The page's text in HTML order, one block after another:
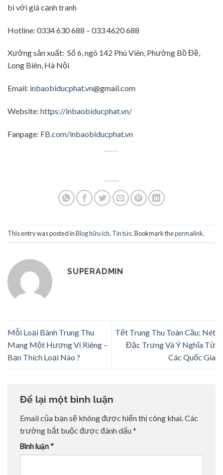
bì với giá cạnh tranh
Hotline: 0334 630 688 – 033 4620 688
Xưởng sản xuất: Số 6, ngõ 142 Phú Viên, Phường Bồ Đề,
Long Biên, Hà Nội
Email: inbaobiducphat.vn@gmail.com
Website: https://inbaobiducphat.vn/
Fanpage: FB.com/inbaobiducphat.vn
This entry was posted inBlog hữu ích, Tin tức. Bookmark thepermalink.
SUPERADMIN
Mỗi Loại Bánh Trung Thu
Mang Một Hương Vị Riêng –
Bạn Thích Loại Nào ?
Tết Trung Thu Toàn Cầu: Nét
Đặc Trưng Và Ý Nghĩa Từ
Các Quốc Gia
Để lại một bình luận
Email của bạn sẽ không được hiển thị công khai. Các
trường bắt buộc được đánh dấu*
Bình luận *